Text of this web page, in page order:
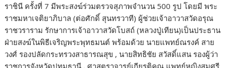
ราชินี ครั้งที่ 7 มีพระสงฆ์ร่วมตรวจสุภาพจำนวน 500 รูป โดยมี พระ
ราชมหาเจติยาภิบาล (ต่อศักดิ์ สุนทรวาที) ผู้ช่วยเจ้าอาวาสวัดอรุณ
ราชวราราม รักษาการเจ้าอาวาสวัดโบสถ์ (หลวงปู่เทียน)เป็นประธาน
ฝ่ายสงฆ์ในพิธีเจริญพระพุทธมนต์ พร้อมด้วย นายแพทย์ณรงค์ สาย
วงศ์ รองปลัดกระทรวงสาธารณสุข , นายสิทธิชัย สวัสดิ์แสน รองผู้ว่า
ราชการจังหวัดปทุมธานี , ศาสตราจารย์เกียรติคุณ แพทย์หญิงสมศรี